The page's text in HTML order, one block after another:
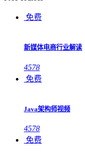
免费
新媒体电商行业解读
4578
免费
Java架构师视频
4578
免费